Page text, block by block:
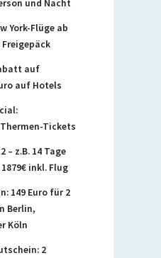
und Nacht
York-Flüge ab
Freigepäck
auf
auf Hotels
Tickets
– z.B. 14 Tage
inkl. Flug
149 Euro für 2
Berlin,
Köln
2